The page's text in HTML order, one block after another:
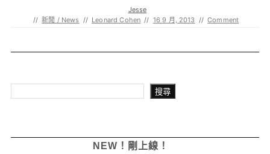
Jesse
// 新聞 / News // Leonard Cohen // 16 9 月, 2013 // Comment
搜尋
NEW！剛上線！